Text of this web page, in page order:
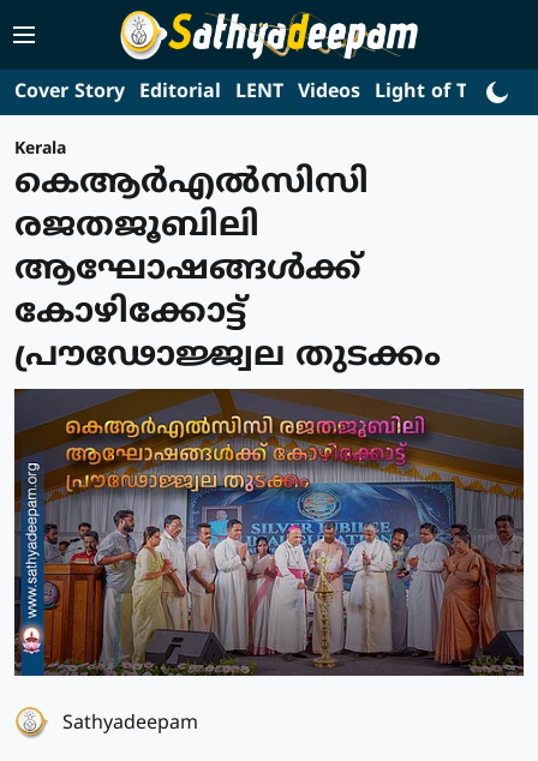
Cover Story Editorial LENT Videos Light of Truth
Kerala
കെആർഎൽസിസി
രജതജൂബിലി
ആഘോഷങ്ങൾക്ക്
കോഴിക്കോട്ട്
പ്രൗഢോജ്ജ്വല തുടക്കം
Sathyadeepam